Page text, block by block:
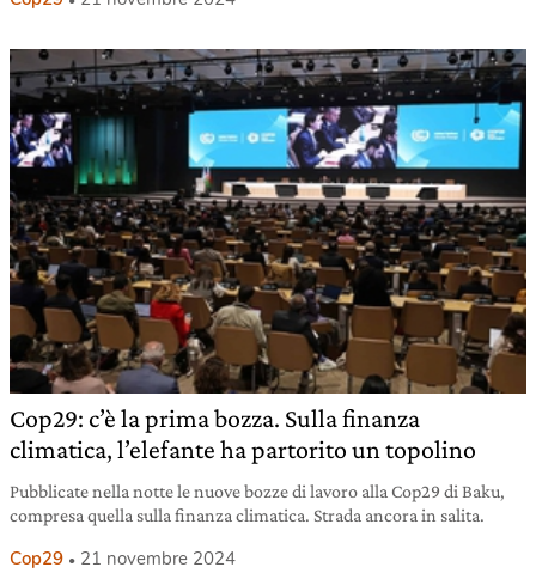
Cop29: c’è la prima bozza. Sulla finanza
climatica, l’elefante ha partorito un topolino
Pubblicate nella notte le nuove bozze di lavoro alla Cop29 di Baku,
compresa quella sulla finanza climatica. Strada ancora in salita.
Cop29 21 novembre 2024